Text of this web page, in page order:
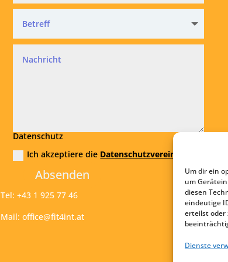
Um dir ein
um
diesen
eindeutige
erteilst oder
Dienste
Datenschutz
Ich akzeptiere die Datenschutzvereinbarung
Absenden
Tel: +43 1 925 77 46
Mail: office@fit4int.at